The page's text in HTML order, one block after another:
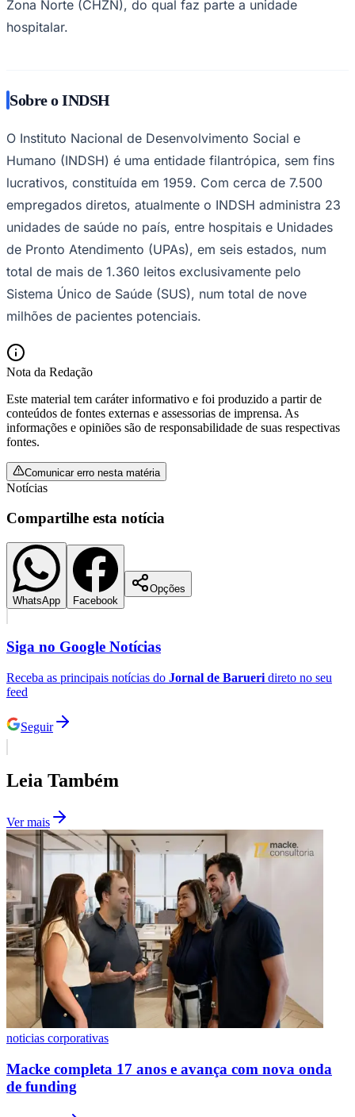
Palmeiras
São Paulo
Zona Norte (CHZN), do qual faz parte a unidade
hospitalar.
Sobre o INDSH
O Instituto Nacional de Desenvolvimento Social e
Humano (INDSH) é uma entidade filantrópica, sem fins
lucrativos, constituída em 1959. Com cerca de 7.500
empregados diretos, atualmente o INDSH administra 23
unidades de saúde no país, entre hospitais e Unidades
de Pronto Atendimento (UPAs), em seis estados, num
total de mais de 1.360 leitos exclusivamente pelo
Sistema Único de Saúde (SUS), num total de nove
milhões de pacientes potenciais.
Nota da Redação
Este material tem caráter informativo e foi produzido a partir de
conteúdos de fontes externas e assessorias de imprensa. As
informações e opiniões são de responsabilidade de suas respectivas
fontes.
Comunicar erro nesta matéria
Notícias
Compartilhe esta notícia
WhatsApp Facebook
Opções
Siga no Google Notícias
Receba as principais notícias do Jornal de Barueri direto no seu
feed
Seguir
Leia Também
Ver mais
noticias corporativas
Macke completa 17 anos e avança com nova onda
de funding